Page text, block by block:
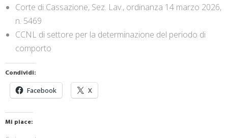
Corte di Cassazione, Sez. Lav., ordinanza 14 marzo 2026,
n. 5469
CCNL di settore per la determinazione del periodo di
comporto
Condividi:
Facebook X
Mi piace: